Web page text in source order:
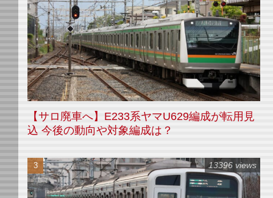
【サロ廃車へ】E233系ヤマU629編成が転用見
込 今後の動向や対象編成は？
13396 views